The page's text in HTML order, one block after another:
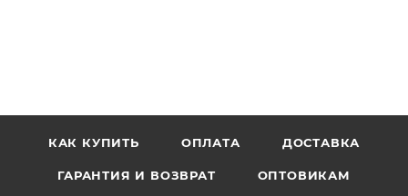
КАК КУПИТЬ ОПЛАТА ДОСТАВКА
ГАРАНТИЯ И ВОЗВРАТ ОПТОВИКАМ